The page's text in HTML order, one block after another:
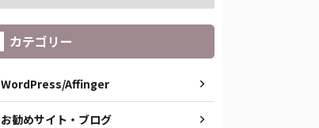
カテゴリー
WordPress/Affinger
お勧めサイト・ブログ